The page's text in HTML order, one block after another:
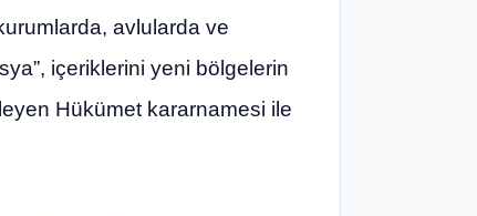
avlularda ve
içeriklerini yeni bölgelerin
Hükümet kararnamesi ile